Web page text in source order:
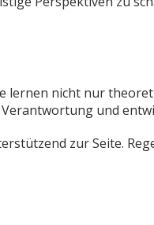
lernen nicht nur
und
zur Seite.